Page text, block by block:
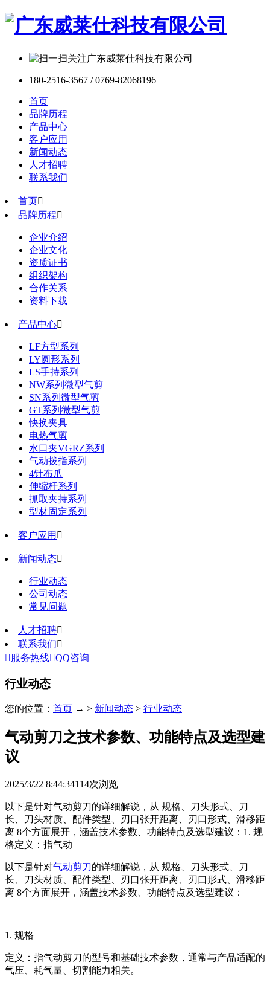
180-2516-3567 / 0769-82068196
首页
品牌历程
产品中心
客户应用
新闻动态
人才招聘
联系我们
首页
品牌历程
企业介绍
企业文化
资质证书
组织架构
合作关系
资料下载
产品中心
LF方型系列
LY圆形系列
LS手持系列
NW系列微型气剪
SN系列微型气剪
GT系列微型气剪
快换夹具
电热气剪
水口夹VGRZ系列
气动拨指系列
4针布爪
伸缩杆系列
抓取夹持系列
型材固定系列
客户应用 
新闻动态
行业动态
公司动态
常见问题
人才招聘
联系我们
 服务热线QQ咨询
行业动态
您的位置： 首页 → > 新闻动态 > 行业动态
气动剪刀之技术参数、功能特点及选型建
议
2025/3/22 8:44:34114次浏览
以下是针对气动剪刀的详细解说，从 ‌规格、刀头形式、刀
长、刀头材质、配件类型、刃口张开距离、刃口形式、滑移距
离‌ 8个方面展开，涵盖技术参数、功能特点及选型建议：1. 规
格‌定义‌：指气动
以下是针对气动剪刀的详细解说，从 ‌规格、刀头形式、刀
长、刀头材质、配件类型、刃口张开距离、刃口形式、滑移距
离‌ 8个方面展开，涵盖技术参数、功能特点及选型建议：
1. 规格‌
定义‌：指气动剪刀的型号和基础技术参数，通常与产品适配的
气压、耗气量、切割能力相关。